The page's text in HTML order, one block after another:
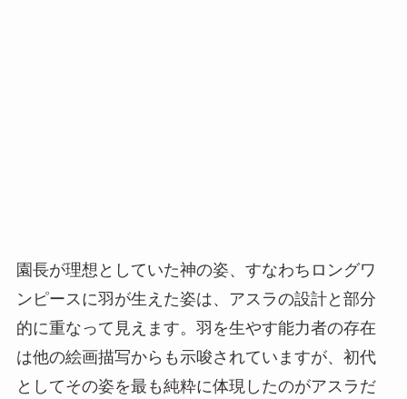
園長が理想としていた神の姿、すなわちロングワ
ンピースに羽が生えた姿は、アスラの設計と部分
的に重なって見えます。羽を生やす能力者の存在
は他の絵画描写からも示唆されていますが、初代
としてその姿を最も純粋に体現したのがアスラだ